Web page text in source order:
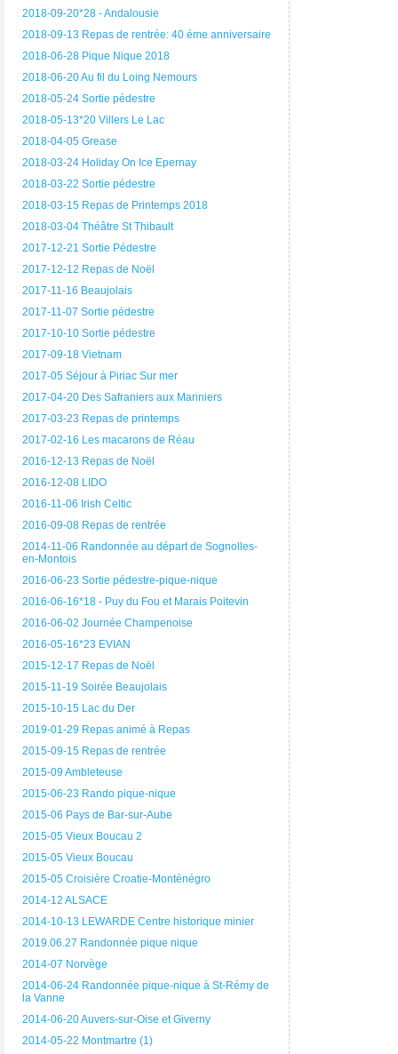
2018-09-20*28 - Andalousie
2018-09-13 Repas de rentrée: 40 éme anniversaire
2018-06-28 Pique Nique 2018
2018-06-20 Au fil du Loing Nemours
2018-05-24 Sortie pédestre
2018-05-13*20 Villers Le Lac
2018-04-05 Grease
2018-03-24 Holiday On Ice Epernay
2018-03-22 Sortie pédestre
2018-03-15 Repas de Printemps 2018
2018-03-04 Théâtre St Thibault
2017-12-21 Sortie Pédestre
2017-12-12 Repas de Noël
2017-11-16 Beaujolais
2017-11-07 Sortie pédestre
2017-10-10 Sortie pédestre
2017-09-18 Vietnam
2017-05 Séjour à Piriac Sur mer
2017-04-20 Des Safraniers aux Mariniers
2017-03-23 Repas de printemps
2017-02-16 Les macarons de Réau
2016-12-13 Repas de Noël
2016-12-08 LIDO
2016-11-06 Irish Celtic
2016-09-08 Repas de rentrée
2014-11-06 Randonnée au départ de Sognolles-
en-Montois
2016-06-23 Sortie pédestre-pique-nique
2016-06-16*18 - Puy du Fou et Marais Poitevin
2016-06-02 Journée Champenoise
2016-05-16*23 EVIAN
2015-12-17 Repas de Noël
2015-11-19 Soirée Beaujolais
2015-10-15 Lac du Der
2019-01-29 Repas animé à Repas
2015-09-15 Repas de rentrée
2015-09 Ambleteuse
2015-06-23 Rando pique-nique
2015-06 Pays de Bar-sur-Aube
2015-05 Vieux Boucau 2
2015-05 Vieux Boucau
2015-05 Croisière Croatie-Monténégro
2014-12 ALSACE
2014-10-13 LEWARDE Centre historique minier
2019.06.27 Randonnée pique nique
2014-07 Norvège
2014-06-24 Randonnée pique-nique à St-Rémy de
la Vanne
2014-06-20 Auvers-sur-Oise et Giverny
2014-05-22 Montmartre (1)